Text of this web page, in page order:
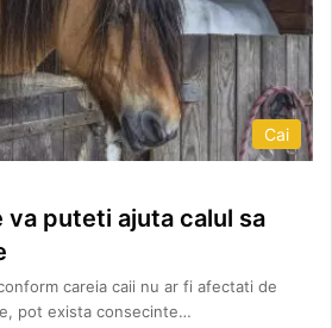
Cai
va puteti ajuta calul sa
careia caii nu ar fi afectati de
pot exista consecinte…